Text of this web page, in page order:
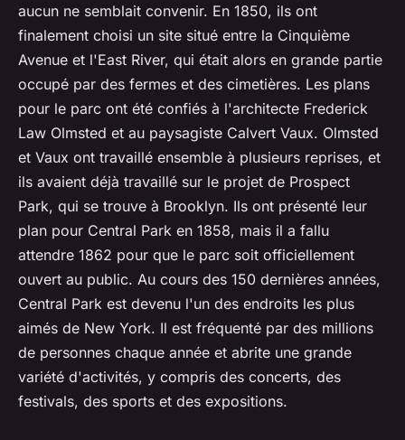
aucun ne semblait convenir. En 1850, ils ont
finalement choisi un site situé entre la Cinquième
Avenue et l'East River, qui était alors en grande partie
occupé par des fermes et des cimetières. Les plans
pour le parc ont été confiés à l'architecte Frederick
Law Olmsted et au paysagiste Calvert Vaux. Olmsted
et Vaux ont travaillé ensemble à plusieurs reprises, et
ils avaient déjà travaillé sur le projet de Prospect
Park, qui se trouve à Brooklyn. Ils ont présenté leur
plan pour Central Park en 1858, mais il a fallu
attendre 1862 pour que le parc soit officiellement
ouvert au public. Au cours des 150 dernières années,
Central Park est devenu l'un des endroits les plus
aimés de New York. Il est fréquenté par des millions
de personnes chaque année et abrite une grande
variété d'activités, y compris des concerts, des
festivals, des sports et des expositions.